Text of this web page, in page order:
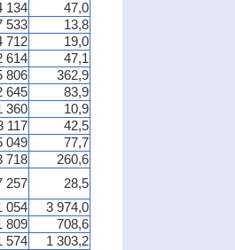
134
47,0
533
13,8
712
19,0
614
47,1
806
362,9
645
83,9
360
10,9
117
42,5
049
77,7
718
260,6
257
28,5
054
3 974,0
809
708,6
574
1 303,2